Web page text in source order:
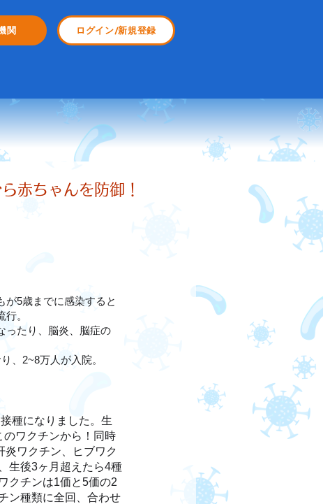
関 ログイン/新規登録
赤ちゃんを防御！
が5歳までに感染すると
。
ったり、脳炎、脳症の
、2~8万人が入院。
種になりました。生
ワクチンから！同時
ワクチン、ヒブワク
生後3ヶ月超えたら4種
クチンは1価と5価の2
ン種類に全回、合わせ